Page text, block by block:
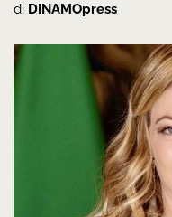
di DINAMOpress